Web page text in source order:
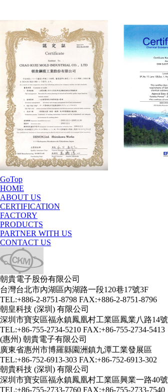
GoTop
HOME
ABOUT US
CERTIFICATION
FACTORY
PRODUCTS
PARTNER WITH US
CONTACT US
朝貴電子股份有限公司
台灣台北市內湖區內湖路一段120巷17號3F
TEL:+886-2-8751-8798 FAX:+886-2-8751-8796
朝皇科技 (深圳) 有限公司
深圳市寶安區福永鎮鳳凰村工業區鳳業八路14號
TEL:+86-755-2734-5210 FAX:+86-755-2734-5413
(惠州) 朝貴電子有限公司
廣東省惠州市博羅縣園洲鎮九潭工業發展區
TEL:+86-752-6913-303 FAX:+86-752-6913-302
朝貴科技 (深圳) 有限公司
深圳市寶安區福永鎮鳳凰村工業區興業一路40號
TEL:+86-755-2733-7760 FAX:+86-755-2733-7540